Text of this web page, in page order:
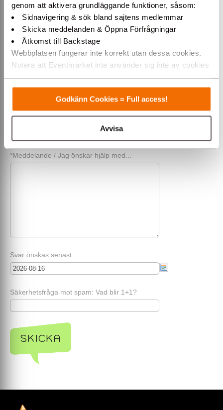
genom att aktivera grundläggande funktioner, såsom:
Sidnavigering & sök bland sajtens medlemmar
Skicka meddelanden & Öppna Förfrågningar
Åtkomst till Backstage
Webbplatsen fungerar inte korrekt utan dessa cookies.
Notera att Eventmarket inte använder sig inte av cookies
som placeras ut av tredjepartsannonsörer.
Varmt välkommen till Eventmarket!
Godkänn Cookies = Full access!
Avvisa
Företag (alt. privat)
Telefon
*E-post
*Rubrik / Ämne
*Meddelande / Jag önskar hjälp med...
Svar önskas senast
Säkerhetsfråga mot spam: Vad blir 1+1?
SKICKA